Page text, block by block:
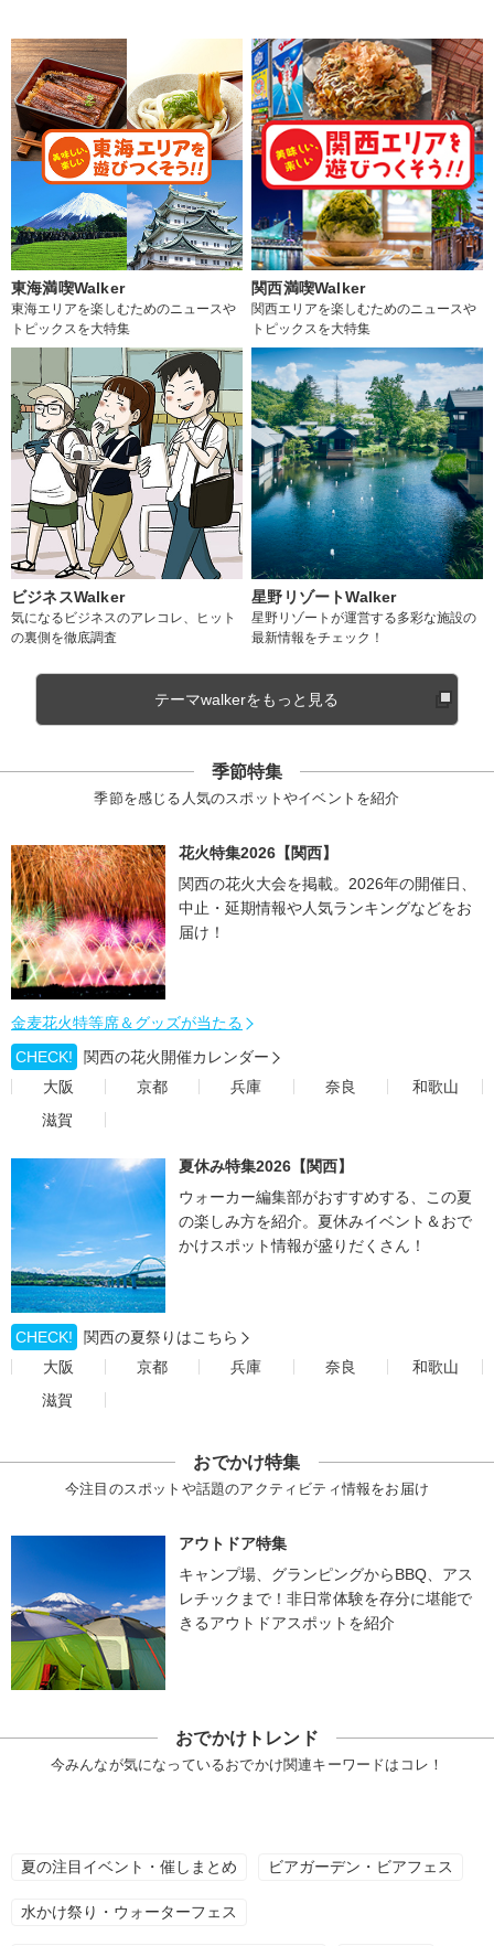
東海満喫Walker
東海エリアを楽しむためのニュースや
トピックスを大特集
関西満喫Walker
関西エリアを楽しむためのニュースや
トピックスを大特集
ビジネスWalker
気になるビジネスのアレコレ、ヒット
の裏側を徹底調査
星野リゾートWalker
星野リゾートが運営する多彩な施設の
最新情報をチェック！
テーマwalkerをもっと見る
季節特集
季節を感じる人気のスポットやイベントを紹介
花火特集2026【関西】
関西の花火大会を掲載。2026年の開催日、
中止・延期情報や人気ランキングなどをお
届け！
金麦花火特等席＆グッズが当たる
CHECK!
関西の花火開催カレンダー
大阪
京都 兵庫 奈良
和歌山
滋賀
夏休み特集2026【関西】
ウォーカー編集部がおすすめする、この夏
の楽しみ方を紹介。夏休みイベント＆おで
かけスポット情報が盛りだくさん！
CHECK!
関西の夏祭りはこちら
大阪
京都 兵庫 奈良
和歌山
滋賀
おでかけ特集
今注目のスポットや話題のアクティビティ情報をお届け
アウトドア特集
キャンプ場、グランピングからBBQ、アス
レチックまで！非日常体験を存分に堪能で
きるアウトドアスポットを紹介
おでかけトレンド
今みんなが気になっているおでかけ関連キーワードはコレ！
夏の注目イベント・催しまとめ ビアガーデン・ビアフェス
水かけ祭り・ウォーターフェス